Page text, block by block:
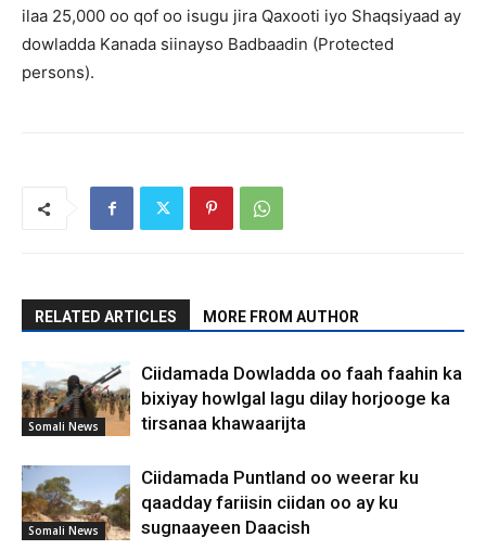
ilaa 25,000 oo qof oo isugu jira Qaxooti iyo Shaqsiyaad ay
dowladda Kanada siinayso Badbaadin (Protected
persons).
RELATED ARTICLES MORE FROM AUTHOR
Somali News
Ciidamada Dowladda oo faah faahin ka
bixiyay howlgal lagu dilay horjooge ka
tirsanaa khawaarijta
Somali News
Ciidamada Puntland oo weerar ku
qaadday fariisin ciidan oo ay ku
sugnaayeen Daacish